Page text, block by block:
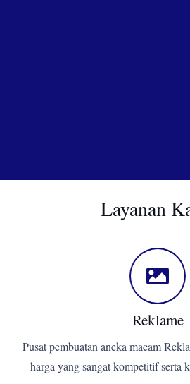
Layanan
Reklame
Pusat pembuatan aneka macam
harga yang sangat kompetitif serta